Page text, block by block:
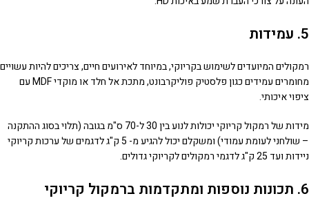
5. עמידות
רמקולים המיועדים לשימוש בקריוקי, במיוחד לאירועים חיים, צריכים להיות עשויים
מחומרים עמידים כגון פלסטיק פוליקרבונט, מתכת אל חלד או מוקדי MDF עם
ציפוי איכותי.
מידות של רמקול קריוקי יכולות לנוע בין 30 ל-70 ס"מ בגובה (תלוי בסוג ההתקנה
– שולחני לעומת עמודי) ומשקלם יכול להגיע מ- 5 ק"ג לדגמים של ערכות קריוקי
ניידות ועד 25 ק"ג לדגמי רמקולים לקריוקי גדולים.
6. תכונות נוספות ומתקדמות ברמקול קריוקי